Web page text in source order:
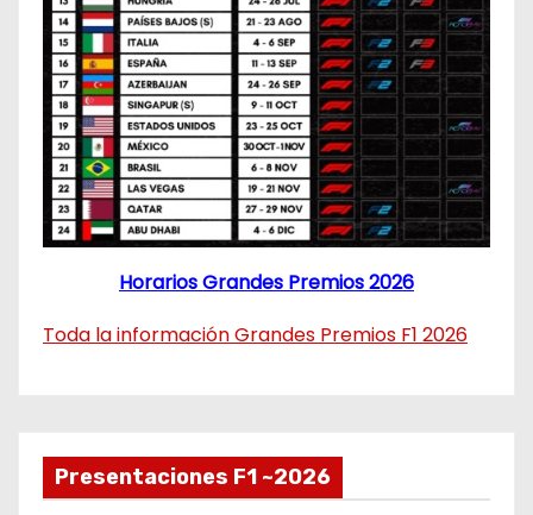
Horarios Grandes Premios 2026
Toda la información Grandes Premios F1 2026
Presentaciones F1 ~2026